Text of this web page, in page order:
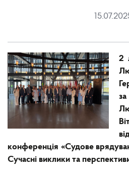
2
конференція «Судове
Сучасні виклики та